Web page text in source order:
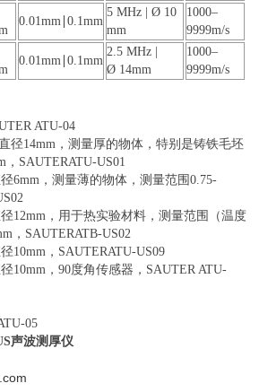
0.01mm∣0.1mm
5 MHz | Ø 10
mm
1000–
9999m/s
0.01mm∣0.1mm
2.5 MHz |
Ø 14mm
1000–
9999m/s
ATU-04
径14mm，测量厚的物体，特别是铸铁毛坯
SAUTERATU-US01
6mm，测量薄的物体，测量范围0.75-
12mm，用于热实验材料，测量范围（温度
，SAUTERATB-US02
10mm，SAUTERATU-US09
10mm，90度角传感器，SAUTER ATU-
05
声波测厚仪